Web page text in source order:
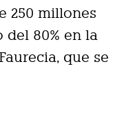
250 millones
del 80% en la
que se